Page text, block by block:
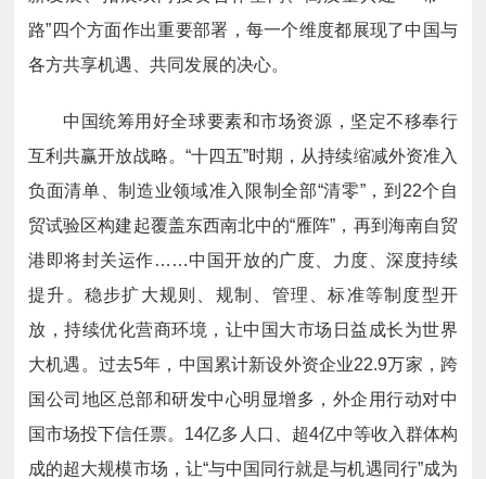
路”四个方面作出重要部署，每一个维度都展现了中国与
各方共享机遇、共同发展的决心。
中国统筹用好全球要素和市场资源，坚定不移奉行
互利共赢开放战略。“十四五”时期，从持续缩减外资准入
负面清单、制造业领域准入限制全部“清零”，到22个自
贸试验区构建起覆盖东西南北中的“雁阵”，再到海南自贸
港即将封关运作……中国开放的广度、力度、深度持续
提升。稳步扩大规则、规制、管理、标准等制度型开
放，持续优化营商环境，让中国大市场日益成长为世界
大机遇。过去5年，中国累计新设外资企业22.9万家，跨
国公司地区总部和研发中心明显增多，外企用行动对中
国市场投下信任票。14亿多人口、超4亿中等收入群体构
成的超大规模市场，让“与中国同行就是与机遇同行”成为